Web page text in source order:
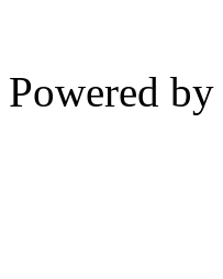
Powered by